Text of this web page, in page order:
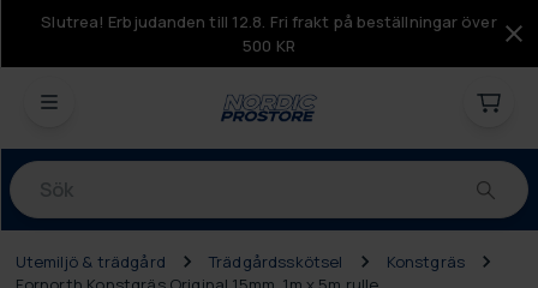
Slutrea! Erbjudanden till 12.8. Fri frakt på beställningar över
500 KR
Produkter
Utemiljö & trädgård Trädgårdsskötsel
Konstgräs